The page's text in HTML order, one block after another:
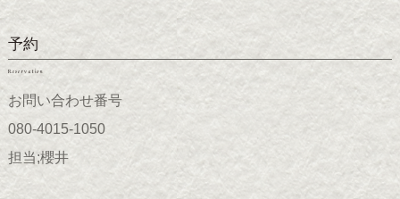
予約
Reservation
お問い合わせ番号
080-4015-1050
担当;櫻井